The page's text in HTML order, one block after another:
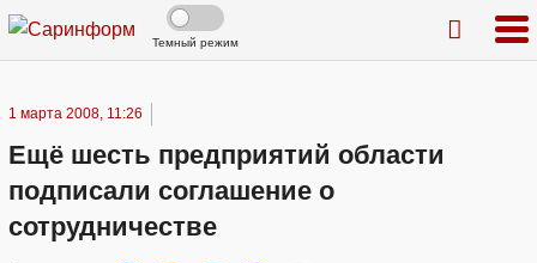
Темный режим
1 марта 2008, 11:26
Ещё шесть предприятий области
подписали соглашение о
сотрудничестве